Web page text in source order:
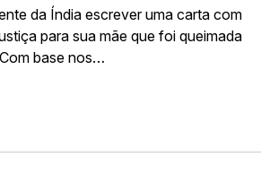
da Índia escrever uma carta com
para sua mãe que foi queimada
base nos…